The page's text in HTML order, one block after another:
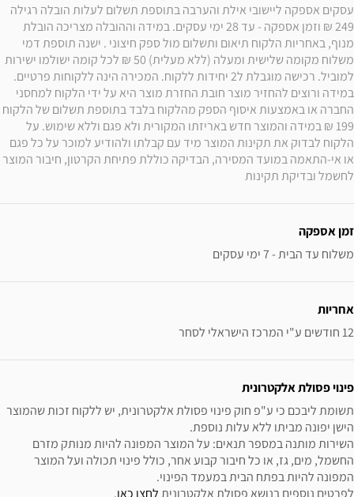
לחשמל ובדיקת תקינות
זמן אספקה
משלוח עד הבית - 7 ימי עסקים
אחריות
12 חודשים ע"י המרכז הישראלי לסחר
פינוי פסולת אלקטרונית